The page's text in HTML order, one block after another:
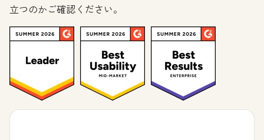
立つのかご確認ください。